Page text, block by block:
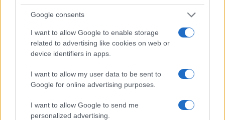
Google consents
I want to allow Google to enable storage
related to advertising like cookies on web or
device identifiers in apps.
I want to allow my user data to be sent to
Google for online advertising purposes.
I want to allow Google to send me
personalized advertising.